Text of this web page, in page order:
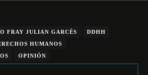
FRAY JULIAN GARCÉS
DDHH
HUMANOS
OPINIÓN